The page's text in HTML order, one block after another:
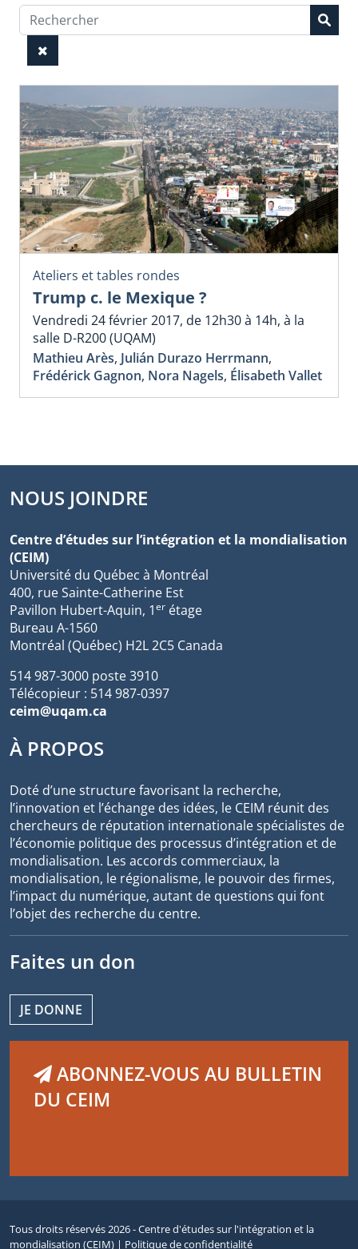
Ateliers et tables rondes
Trump c. le Mexique ?
Vendredi 24 février 2017, de 12h30 à 14h, à la
salle D-R200 (UQAM)
Mathieu Arès, Julián Durazo Herrmann,
Frédérick Gagnon, Nora Nagels, Élisabeth Vallet
NOUS JOINDRE
Centre d’études sur l’intégration et la mondialisation
(CEIM)
Université du Québec à Montréal
400, rue Sainte-Catherine Est
Pavillon Hubert-Aquin, 1er étage
Bureau A-1560
Montréal (Québec) H2L 2C5 Canada
514 987-3000 poste 3910
Télécopieur : 514 987-0397
ceim@uqam.ca
À PROPOS
Doté d’une structure favorisant la recherche,
l’innovation et l’échange des idées, le CEIM réunit des
chercheurs de réputation internationale spécialistes de
l’économie politique des processus d’intégration et de
mondialisation. Les accords commerciaux, la
mondialisation, le régionalisme, le pouvoir des firmes,
l’impact du numérique, autant de questions qui font
l’objet des recherche du centre.
Faites un don
JE DONNE
ABONNEZ-VOUS AU BULLETIN
DU CEIM
Tous droits réservés 2026 - Centre d'études sur l'intégration et la
mondialisation (CEIM) | Politique de confidentialité